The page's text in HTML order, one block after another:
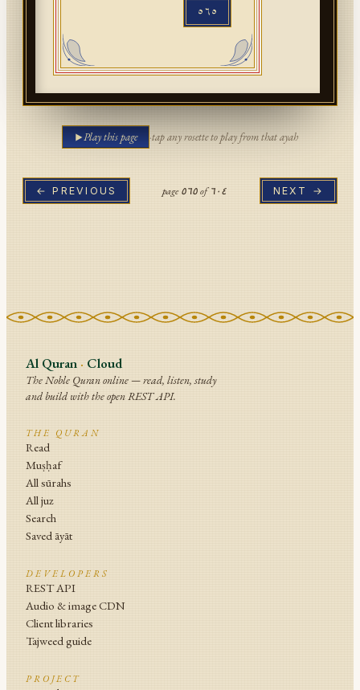
٥٦٥
Play this page ·tap any rosette to play from that ayah
← PREVIOUS page٥٦٥of٦٠٤ NEXT →
Al Quran · Cloud
The Noble Quran online — read, listen, study
and build with the open REST API.
THE QURAN
Read
Muṣḥaf
All sūrahs
All juz
Search
Saved āyāt
DEVELOPERS
REST API
Audio & image CDN
Client libraries
Tajweed guide
PROJECT